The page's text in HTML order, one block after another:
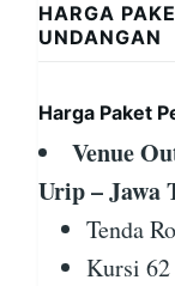
HARGA
UNDANGAN
Harga Paket
Venue
Urip – Jawa
Tenda
Kursi